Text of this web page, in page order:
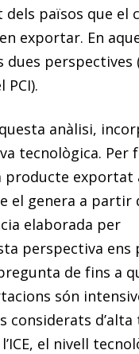
països que el
exportar. En
dues perspectives
PCI).
anàlisi,
tecnològica. Per
producte exportat
el genera a partir
elaborada per
perspectiva ens
de fins a
són
considerats d’alta
el nivell